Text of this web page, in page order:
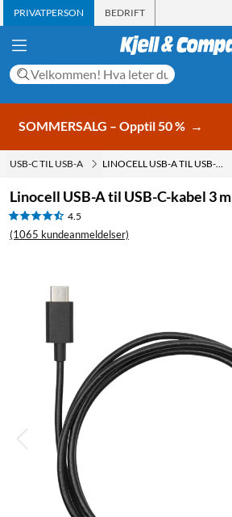
PRIVATPERSON BEDRIFT
SOMMERSALG – Opptil 50 % →
USB-C TIL USB-A LINOCELL USB-A TIL USB-C-KABEL 3 M
Linocell USB-A til USB-C-kabel 3 m
4.5
(1065 kundeanmeldelser)